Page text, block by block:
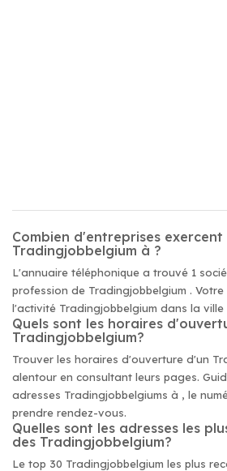
Combien d'entreprises
Tradingjobbelgium à ?
L'annuaire téléphonique a trouvé 1
profession de Tradingjobbelgium .
l'activité Tradingjobbelgium dans la ville
Quels sont les horaires
Tradingjobbelgium?
Trouver les horaires d'ouverture d'un
alentour en consultant leurs pages.
adresses Tradingjobbelgiums à , le
prendre rendez-vous.
Quelles sont les adresses les
des Tradingjobbelgium?
Le top 30 Tradingjobbelgium les plus